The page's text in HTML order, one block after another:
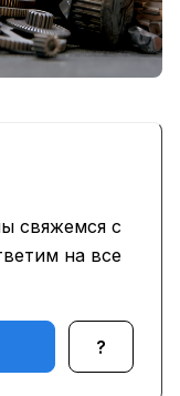
свяжемся с
на все
?